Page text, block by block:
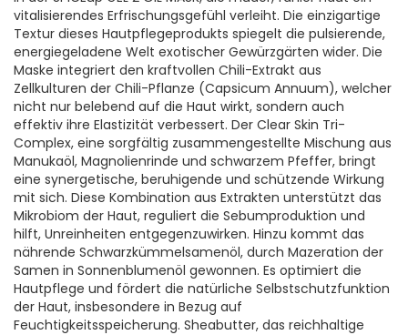
vitalisierendes Erfrischungsgefühl verleiht. Die einzigartige
Textur dieses Hautpflegeprodukts spiegelt die pulsierende,
energiegeladene Welt exotischer Gewürzgärten wider. Die
Maske integriert den kraftvollen Chili-Extrakt aus
Zellkulturen der Chili-Pflanze (Capsicum Annuum), welcher
nicht nur belebend auf die Haut wirkt, sondern auch
effektiv ihre Elastizität verbessert. Der Clear Skin Tri-
Complex, eine sorgfältig zusammengestellte Mischung aus
Manukaöl, Magnolienrinde und schwarzem Pfeffer, bringt
eine synergetische, beruhigende und schützende Wirkung
mit sich. Diese Kombination aus Extrakten unterstützt das
Mikrobiom der Haut, reguliert die Sebumproduktion und
hilft, Unreinheiten entgegenzuwirken. Hinzu kommt das
nährende Schwarzkümmelsamenöl, durch Mazeration der
Samen in Sonnenblumenöl gewonnen. Es optimiert die
Hautpflege und fördert die natürliche Selbstschutzfunktion
der Haut, insbesondere in Bezug auf
Feuchtigkeitsspeicherung. Sheabutter, das reichhaltige